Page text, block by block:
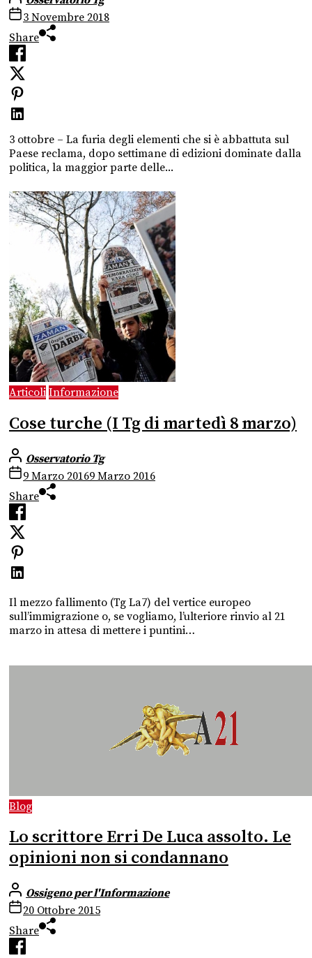
3 Novembre 2018
Share
3 ottobre – La furia degli elementi che si è abbattuta sul
Paese reclama, dopo settimane di edizioni dominate dalla
politica, la maggior parte delle...
Articoli Informazione
Cose turche (I Tg di martedì 8 marzo)
Osservatorio Tg
9 Marzo 20169 Marzo 2016
Share
Il mezzo fallimento (Tg La7) del vertice europeo
sull’immigrazione o, se vogliamo, l’ulteriore rinvio al 21
marzo in attesa di mettere i puntini…
Blog
Lo scrittore Erri De Luca assolto. Le
opinioni non si condannano
Ossigeno per l'Informazione
20 Ottobre 2015
Share